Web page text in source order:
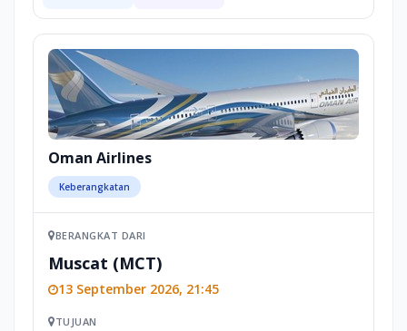
Oman Airlines
Keberangkatan
BERANGKAT DARI
Muscat (MCT)
13 September 2026, 21:45
TUJUAN